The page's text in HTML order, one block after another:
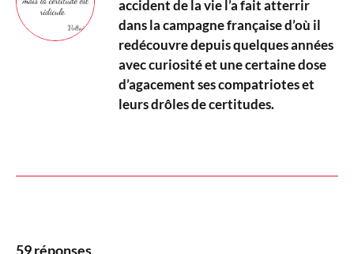
accident de la vie l’a fait atterrir
dans la campagne française d’où il
redécouvre depuis quelques années
avec curiosité et une certaine dose
d’agacement ses compatriotes et
leurs drôles de certitudes.
59 réponses